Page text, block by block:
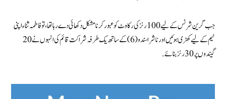
جب گرین شرٹس کے لیے 100 رنز کی رکاوٹ کو عبور کرنا مشکل دکھائی دے رہا تھا، تو فاطمہ ثناء اپنی
ٹیم کے لیے کھڑی ہوئیں اور ناشرا سندو (6) کے ساتھ یک طرفہ شراکت قائم کی انہوں نے 20
گیندوں پر 30 رنز بنائے.